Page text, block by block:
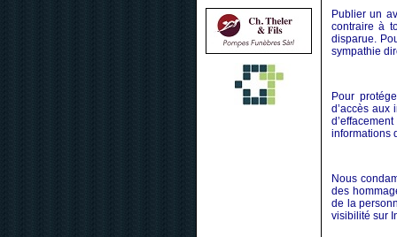
Publier un
contraire à
disparue.
sympathie
Pour
d’accès aux
informations
Nous
des
de la
visibilité sur